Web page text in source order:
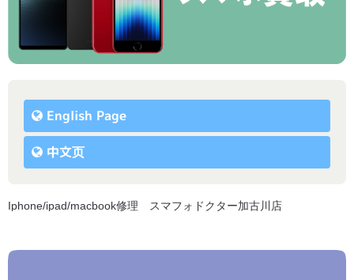
English Page
中文页
Iphone/ipad/macbook修理 スマフォドクター加古川店